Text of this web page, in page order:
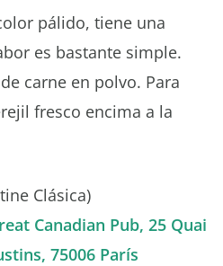
pálido, tiene una
es bastante simple.
carne en polvo. Para
fresco encima a la
Clásica)
Canadian Pub, 25 Quai
75006 París